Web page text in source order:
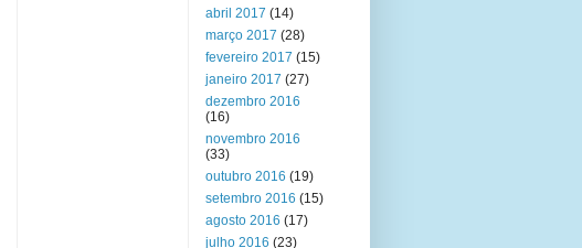
abril 2017 (14)
março 2017 (28)
fevereiro 2017 (15)
janeiro 2017 (27)
dezembro 2016
(16)
novembro 2016
(33)
outubro 2016 (19)
setembro 2016 (15)
agosto 2016 (17)
julho 2016 (23)